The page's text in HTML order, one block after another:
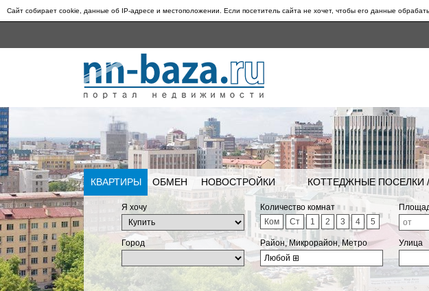
Сайт собирает cookie, данные об IP-адресе и местоположении. Если посетитель сайта не хочет, чтобы его данные
КВАРТИРЫ ОБМЕН НОВОСТРОЙКИ КОТТЕДЖНЫЕ ПОСЕЛКИ
Я хочу
Количество комнат
Ком
Ст 1 2 3 4 5
Город
Район, Микрорайон, Метро
Любой ⊞
Улица